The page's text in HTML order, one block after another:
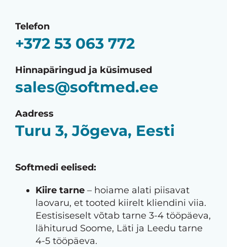
Telefon
+372 53 063 772
Hinnapäringud ja küsimused
sales@softmed.ee
Aadress
Turu 3, Jõgeva, Eesti
Softmedi eelised:
Kiire tarne– hoiame alati piisavat
laovaru, et tooted kiirelt kliendini viia.
Eestisiseselt võtab tarne 3-4 tööpäeva,
lähiturud Soome, Läti ja Leedu tarne
4-5 tööpäeva.